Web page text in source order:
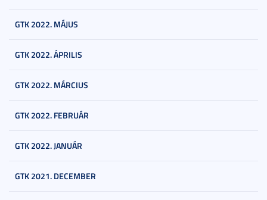
GTK 2022. MÁJUS
GTK 2022. ÁPRILIS
GTK 2022. MÁRCIUS
GTK 2022. FEBRUÁR
GTK 2022. JANUÁR
GTK 2021. DECEMBER